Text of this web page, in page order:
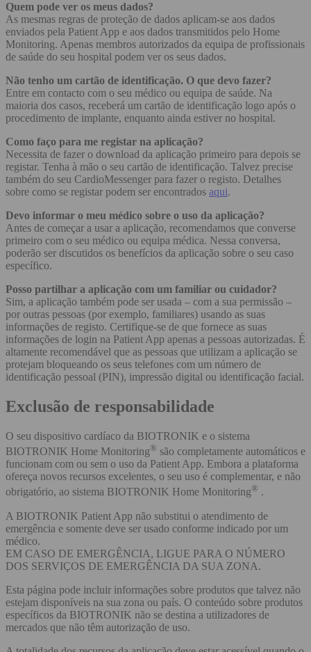
Quem pode ver os meus dados?
As mesmas regras de proteção de dados aplicam-se aos dados
enviados pela Patient App e aos dados transmitidos pelo Home
Monitoring. Apenas membros autorizados da equipa de profissionais
de saúde do seu hospital podem ver os seus dados.
Não tenho um cartão de identificação. O que devo fazer?
Entre em contacto com o seu médico ou equipa de saúde. Na
maioria dos casos, receberá um cartão de identificação logo após o
procedimento de implante, enquanto ainda estiver no hospital.
Como faço para me registar na aplicação?
Necessita de fazer o download da aplicação primeiro para depois se
registar. Tenha à mão o seu cartão de identificação. Talvez precise
também do seu CardioMessenger para fazer o registo. Detalhes
sobre como se registar podem ser encontrados aqui.
Devo informar o meu médico sobre o uso da aplicação?
Antes de começar a usar a aplicação, recomendamos que converse
primeiro com o seu médico ou equipa médica. Nessa conversa,
poderão ser discutidos os benefícios da aplicação sobre o seu caso
específico.
Posso partilhar a aplicação com um familiar ou cuidador?
Sim, a aplicação também pode ser usada – com a sua permissão –
por outras pessoas (por exemplo, familiares) usando as suas
informações de registo. Certifique-se de que fornece as suas
informações de login na Patient App apenas a pessoas autorizadas. É
altamente recomendável que as pessoas que utilizam a aplicação se
protejam bloqueando os seus telefones com um número de
identificação pessoal (PIN), impressão digital ou identificação facial.
Exclusão de responsabilidade
O seu dispositivo cardíaco da BIOTRONIK e o sistema
BIOTRONIK Home Monitoring® são completamente automáticos e
funcionam com ou sem o uso da Patient App. Embora a plataforma
ofereça novos recursos excelentes, o seu uso é complementar, e não
obrigatório, ao sistema BIOTRONIK Home Monitoring® .
A BIOTRONIK Patient App não substitui o atendimento de
emergência e somente deve ser usado conforme indicado por um
médico.
EM CASO DE EMERGÊNCIA, LIGUE PARA O NÚMERO
DOS SERVIÇOS DE EMERGÊNCIA DA SUA ZONA.
Esta página pode incluir informações sobre produtos que talvez não
estejam disponíveis na sua zona ou país. O conteúdo sobre produtos
específicos da BIOTRONIK não se destina a utilizadores de
mercados que não têm autorização de uso.